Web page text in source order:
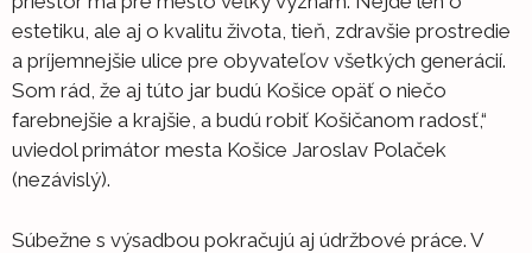
estetiku, ale aj o kvalitu života, tieň, zdravšie prostredie
a príjemnejšie ulice pre obyvateľov všetkých generácií.
Som rád, že aj túto jar budú Košice opäť o niečo
farebnejšie a krajšie, a budú robiť Košičanom radosť,“
uviedol primátor mesta Košice Jaroslav Polaček
(nezávislý).
Súbežne s výsadbou pokračujú aj údržbové práce. V